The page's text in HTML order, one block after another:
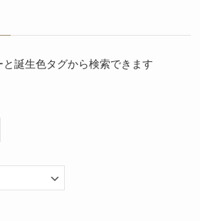
誕生色タグから検索できます